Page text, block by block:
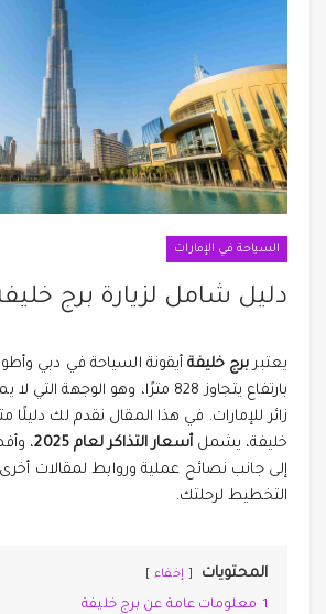
السياحة في الإمارات
دليل شامل لزيارة برج
يعتبربرج خليفةأيقونة السياحة في دبي
بارتفاع يتجاوز 828 مترًا، وهو الوجهة
زائر للإمارات. في هذا المقال نقدم لك دليلًا
خليفة، يشملأسعار التذاكر لعام 2025
،
إلى جانب نصائح عملية وروابط لمقالات
التخطيط لرحلتك.
المحتويات إخفاء
1 معلومات عامة عن برج خليفة